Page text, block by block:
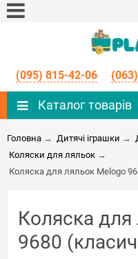
(095) 815-42-06
Каталог товарів
Головна → Дитячі іграшки →
Коляски для ляльок →
Коляска для ляльок Melogo
Коляска
9680